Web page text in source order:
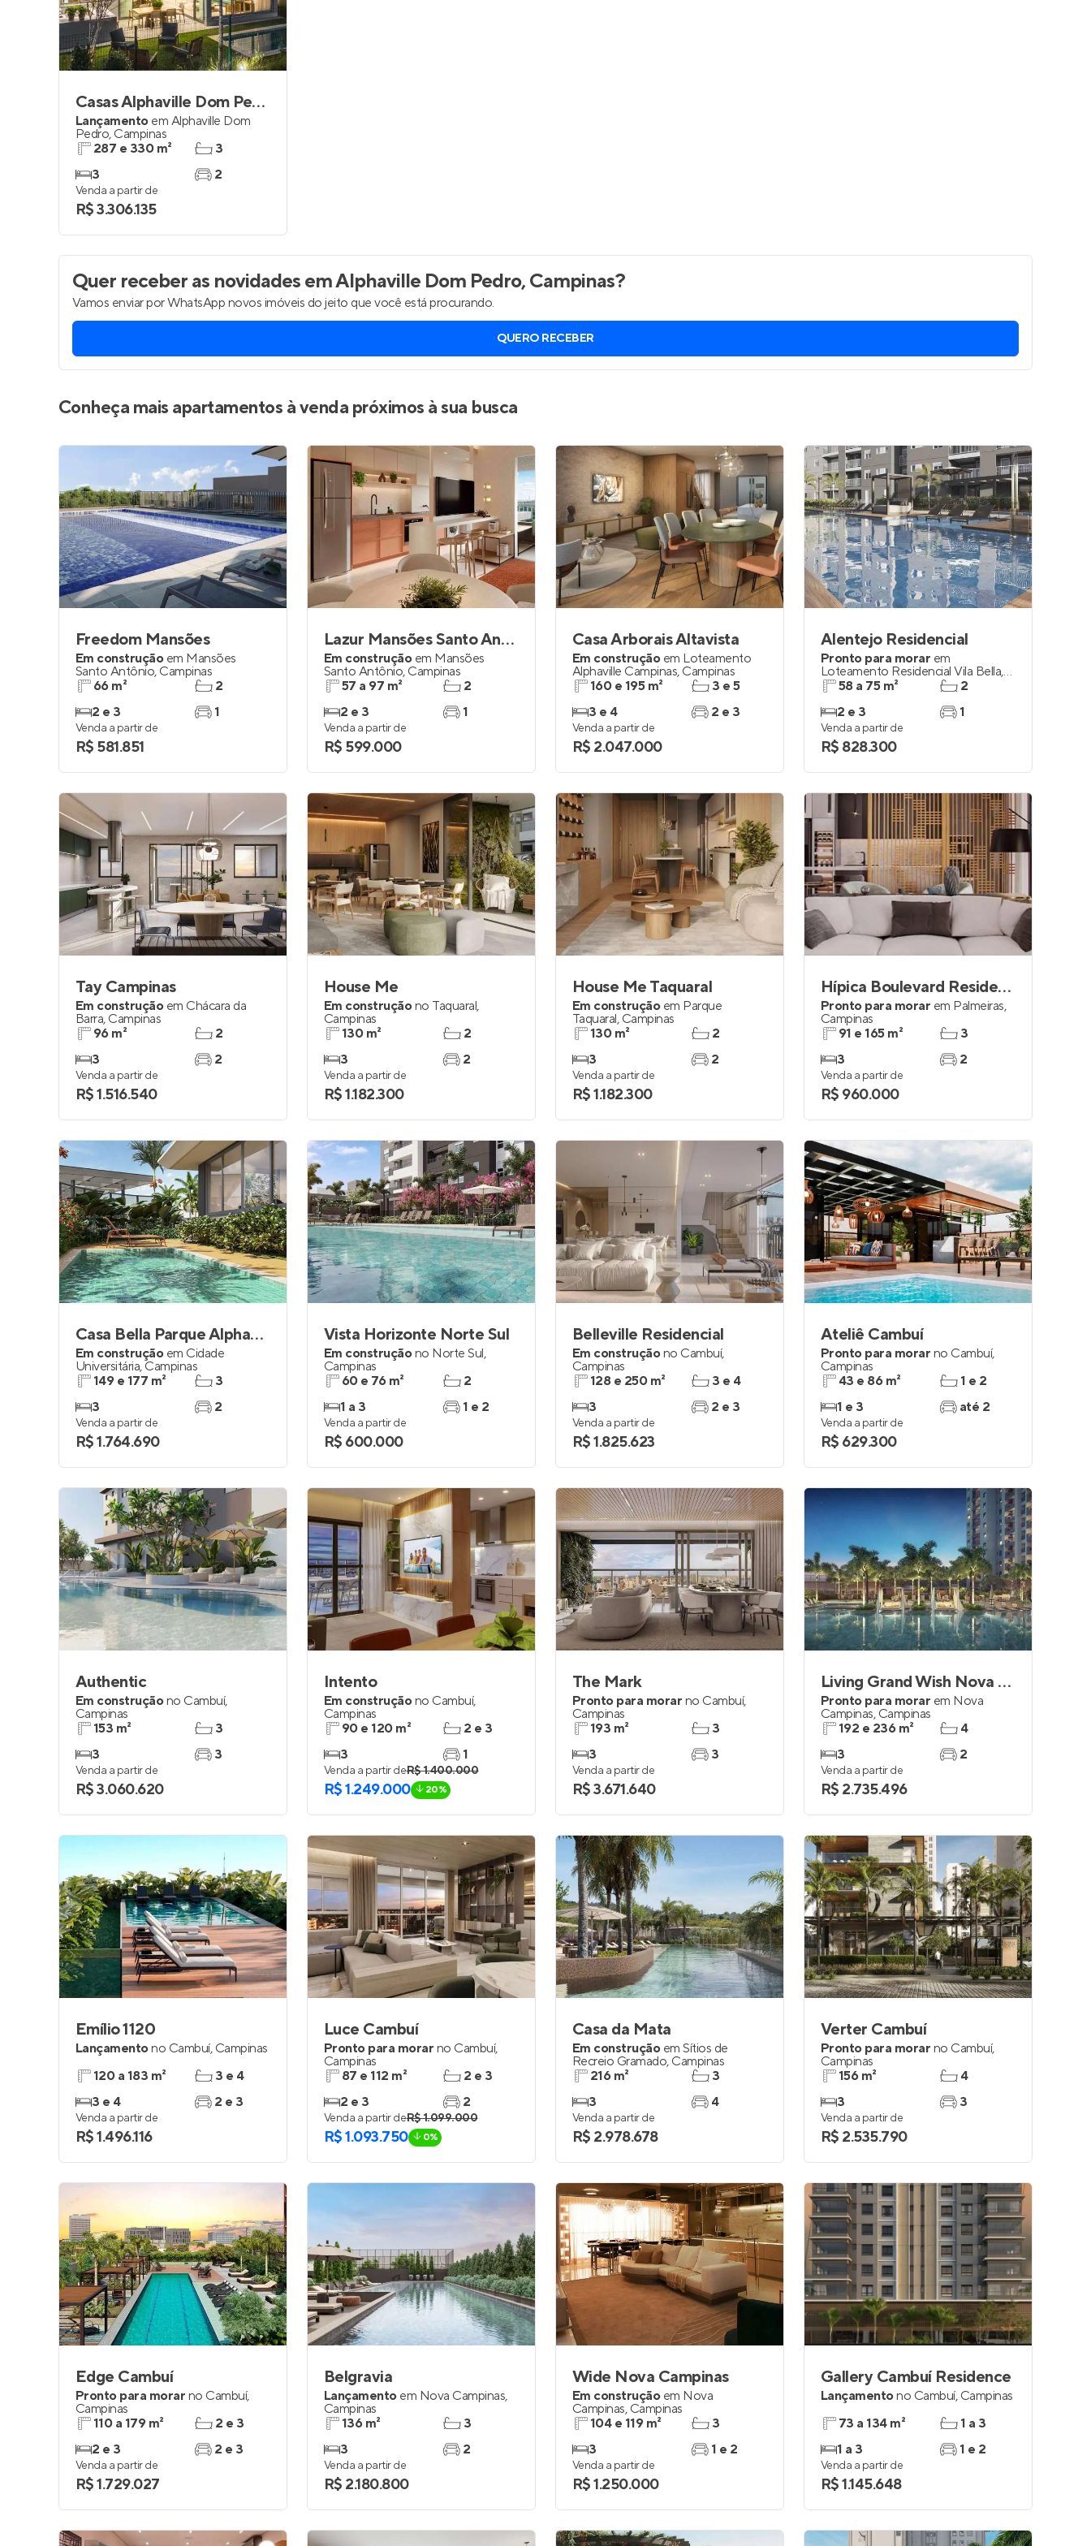
Casas Alphaville Dom Pedro
Lançamento em Alphaville Dom
Pedro, Campinas
287 e 330 m²
3
3
2
Venda a partir de
R$ 3.306.135
Quer receber as novidadesem Alphaville Dom Pedro, Campinas?
Vamos enviar por WhatsApp novos imóveis do jeito que você está procurando.
QUERO RECEBER
Conheça mais apartamentos à venda próximos à sua busca
Freedom Mansões
Em construção em Mansões
Santo Antônio, Campinas
66 m²
2 e 3
2
1
Venda a partir de
R$ 581.851
Lazur Mansões Santo Antônio
Em construção em Mansões
Santo Antônio, Campinas
57 a 97 m²
2 e 3
2
1
Venda a partir de
R$ 599.000
Casa Arborais Altavista
Em construção em Loteamento
Alphaville Campinas, Campinas
160 e 195 m²
3 e 4
3 e 5
2 e 3
Venda a partir de
R$ 2.047.000
Alentejo Residencial
Pronto para morar em
Loteamento Residencial Vila Bella,
Campinas
58 a 75 m²
2 e 3
2
1
Venda a partir de
R$ 828.300
Tay Campinas
Em construção em Chácara da
Barra, Campinas
96 m²
3
2
2
Venda a partir de
R$ 1.516.540
House Me
Em construçãono Taquaral,
Campinas
130 m²
3
2
2
Venda a partir de
R$ 1.182.300
House Me Taquaral
Em construção em Parque
Taquaral, Campinas
130 m²
3
2
2
Venda a partir de
R$ 1.182.300
Hípica Boulevard Residencial
Pronto para morar em Palmeiras,
Campinas
91 e 165 m²
3
3
2
Venda a partir de
R$ 960.000
Casa Bella Parque Alphaville
Em construção em Cidade
Universitária, Campinas
149 e 177 m²
3
3
2
Venda a partir de
R$ 1.764.690
Vista Horizonte Norte Sul
Em construçãono Norte Sul,
Campinas
60 e 76 m²
1 a 3
2
1 e 2
Venda a partir de
R$ 600.000
Belleville Residencial
Em construçãono Cambuí,
Campinas
128 e 250 m²
3
3 e 4
2 e 3
Venda a partir de
R$ 1.825.623
Ateliê Cambuí
Pronto para morar no Cambuí,
Campinas
43 e 86 m²
1 e 3
1 e 2
até 2
Venda a partir de
R$ 629.300
Authentic
Em construçãono Cambuí,
Campinas
153 m²
3
3
3
Venda a partir de
R$ 3.060.620
Intento
Em construçãono Cambuí,
Campinas
90 e 120 m²
3
2 e 3
1
Venda a partir deR$ 1.400.000
R$ 1.249.000 20%
The Mark
Pronto para morar no Cambuí,
Campinas
193 m²
3
3
3
Venda a partir de
R$ 3.671.640
Living Grand Wish Nova Campinas
Pronto para morar em Nova
Campinas, Campinas
192 e 236 m²
3
4
2
Venda a partir de
R$ 2.735.496
Emílio 1120
Lançamentono Cambuí, Campinas
120 a 183 m²
3 e 4
3 e 4
2 e 3
Venda a partir de
R$ 1.496.116
Luce Cambuí
Pronto para morar no Cambuí,
Campinas
87 e 112 m²
2 e 3
2 e 3
2
Venda a partir deR$ 1.099.000
R$ 1.093.750 0%
Casa da Mata
Em construção em Sítios de
Recreio Gramado, Campinas
216 m²
3
3
4
Venda a partir de
R$ 2.978.678
Verter Cambuí
Pronto para morar no Cambuí,
Campinas
156 m²
3
4
3
Venda a partir de
R$ 2.535.790
Edge Cambuí
Pronto para morar no Cambuí,
Campinas
110 a 179 m²
2 e 3
2 e 3
2 e 3
Venda a partir de
R$ 1.729.027
Belgravia
Lançamento em Nova Campinas,
Campinas
136 m²
3
3
2
Venda a partir de
R$ 2.180.800
Wide Nova Campinas
Em construção em Nova
Campinas, Campinas
104 e 119 m²
3
3
1 e 2
Venda a partir de
R$ 1.250.000
Gallery Cambuí Residence
Lançamentono Cambuí, Campinas
73 a 134 m²
1 a 3
1 a 3
1 e 2
Venda a partir de
R$ 1.145.648